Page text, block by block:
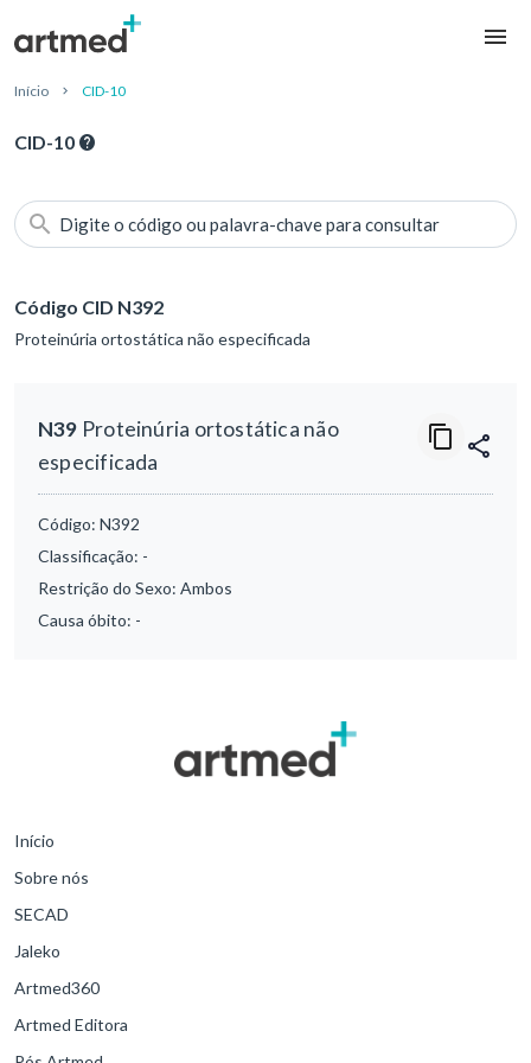
Início CID-10
CID-10
Digite o código ou palavra-chave para consultar
Código CID N392
Proteinúria ortostática não especificada
N39 Proteinúria ortostática não
especificada
Código: N392
Classificação: -
Restrição do Sexo: Ambos
Causa óbito: -
Início
Sobre nós
SECAD
Jaleko
Artmed360
Artmed Editora